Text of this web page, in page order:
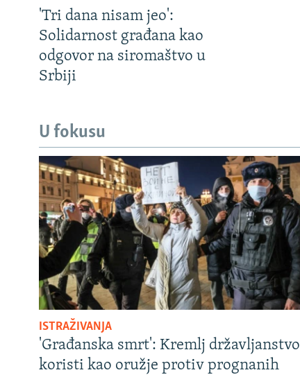
'Tri dana nisam jeo':
Solidarnost građana kao
odgovor na siromaštvo u
Srbiji
U fokusu
ISTRAŽIVANJA
'Građanska smrt': Kremlj državljanstvo
koristi kao oružje protiv prognanih